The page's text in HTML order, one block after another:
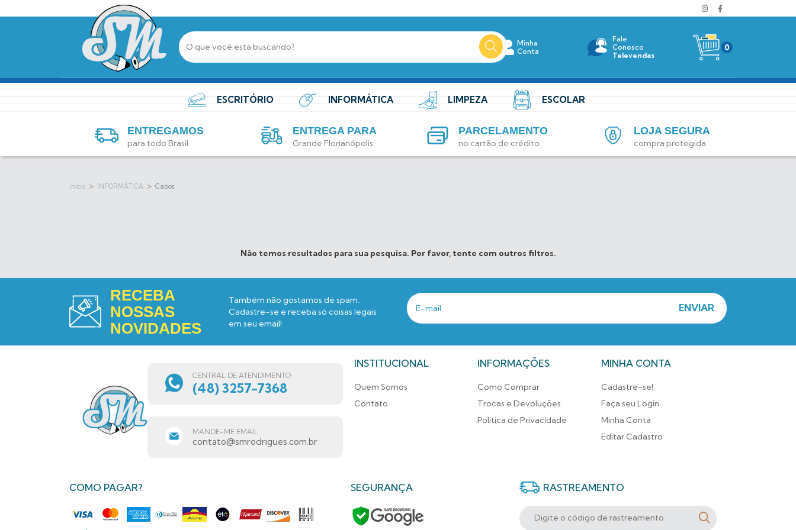
Minha
Conta
Fale
Conosco
Televendas
0
ESCRITÓRIO INFORMÁTICA LIMPEZA ESCOLAR
ENTREGAMOS
para todo Brasil
ENTREGA PARA
Grande Florianópolis
PARCELAMENTO
no cartão de crédito
LOJA SEGURA
compra protegida
Início > INFORMÁTICA > Cabos
Não temos resultados para sua pesquisa. Por favor, tente com outros filtros.
RECEBA
NOSSAS
NOVIDADES
Também não gostamos de spam.
Cadastre-se e receba só coisas legais
em seu email!
CENTRAL DE ATENDIMENTO
(48) 3257-7368
MANDE-ME EMAIL
contato@smrodrigues.com.br
INSTITUCIONAL
Quem Somos
Contato
INFORMAÇÕES
Como Comprar
Trocas e Devoluções
Política de Privacidade
MINHA CONTA
Cadastre-se!
Faça seu Login
Minha Conta
Editar Cadastro
COMO PAGAR? SEGURANÇA RASTREAMENTO